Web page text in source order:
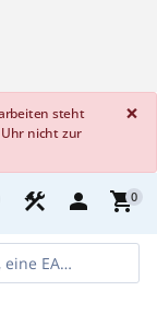
steht
Uhr nicht zur
×
construction person shopping_cart0